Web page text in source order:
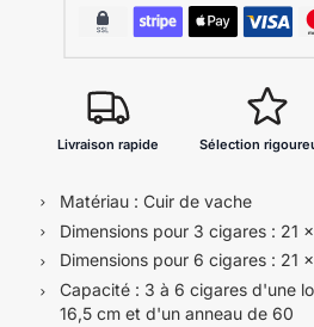
Livraison rapide Sélection
Matériau : Cuir de vache
Dimensions pour 3 cigares : 21
Dimensions pour 6 cigares : 21
Capacité : 3 à 6 cigares d'une
16,5 cm et d'un anneau de 60